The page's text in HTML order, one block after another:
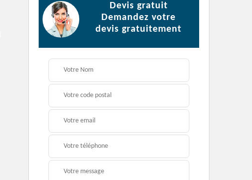
Devis gratuit
Demandez votre
devis gratuitement